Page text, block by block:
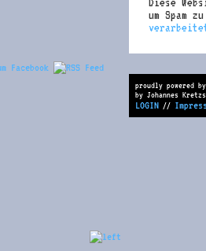
Diese
um Spam
proudly powered
by Johannes
LOGIN //